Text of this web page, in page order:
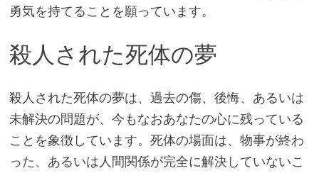
勇気を持てることを願っています。
殺人された死体の夢
殺人された死体の夢は、過去の傷、後悔、あるいは
未解決の問題が、今もなおあなたの心に残っている
ことを象徴しています。死体の場面は、物事が終わ
った、あるいは人間関係が完全に解決していないこ